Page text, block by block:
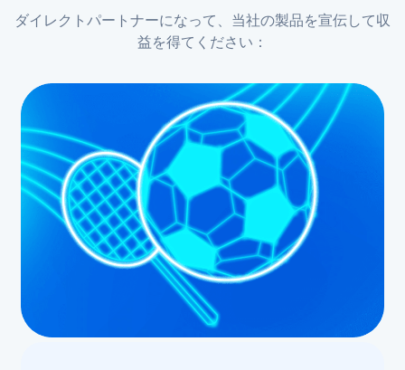
ダイレクトパートナーになって、当社の製品を宣伝して収
益を得てください：